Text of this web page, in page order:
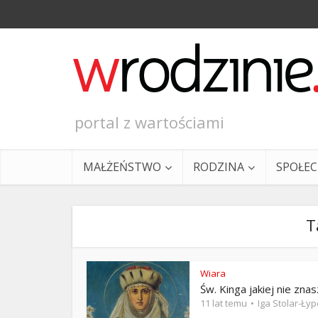
portal z wartościami
MAŁŻEŃSTWO RODZINA
Wiara
Św. Kinga jakiej nie
11 lat temu Iga Stolar-